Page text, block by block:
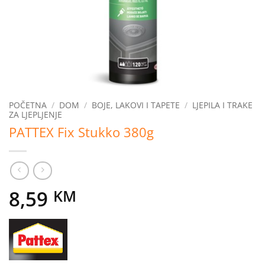
POČETNA / DOM / BOJE, LAKOVI I TAPETE / LJEPILA I TRAKE
ZA LJEPLJENJE
PATTEX Fix Stukko 380g
8,59 KM